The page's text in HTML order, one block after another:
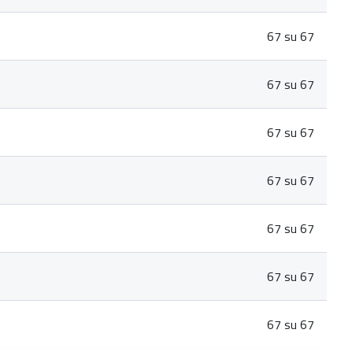
67 su 67
67 su 67
67 su 67
67 su 67
67 su 67
67 su 67
67 su 67